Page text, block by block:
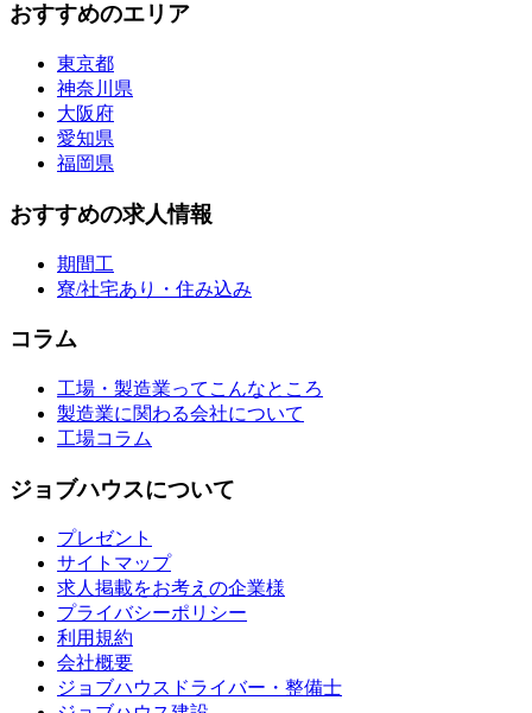
おすすめのエリア
東京都
神奈川県
大阪府
愛知県
福岡県
おすすめの求人情報
期間工
寮/社宅あり・住み込み
コラム
工場・製造業ってこんなところ
製造業に関わる会社について
工場コラム
ジョブハウスについて
プレゼント
サイトマップ
求人掲載をお考えの企業様
プライバシーポリシー
利用規約
会社概要
ジョブハウスドライバー・整備士